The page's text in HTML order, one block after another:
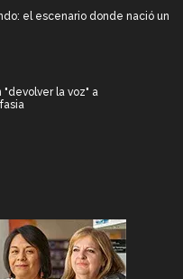
el escenario donde nació un
"devolver la voz" a